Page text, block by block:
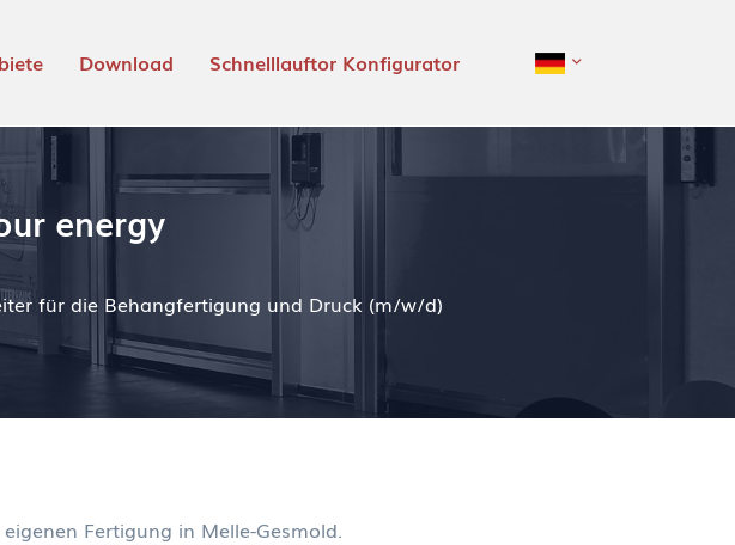
Download Schnelllauftor Konfigurator
energy
für die Behangfertigung und Druck (m/w/d)
Fertigung in Melle-Gesmold.